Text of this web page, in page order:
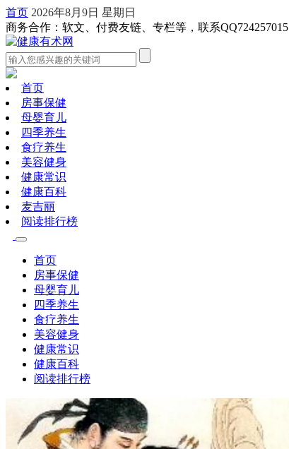
首页 2026年8月9日 星期日
商务合作：软文、付费友链、专栏等，联系QQ724257015
首页
房事保健
母婴育儿
四季养生
食疗养生
美容健身
健康常识
健康百科
麦吉丽
阅读排行榜
首页
房事保健
母婴育儿
四季养生
食疗养生
美容健身
健康常识
健康百科
阅读排行榜